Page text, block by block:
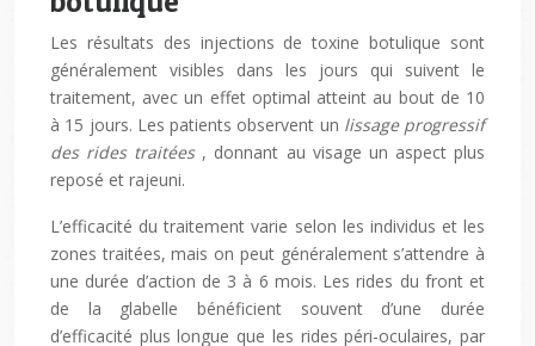
Les résultats des injections de toxine botulique sont
généralement visibles dans les jours qui suivent le
traitement, avec un effet optimal atteint au bout de 10
à 15 jours. Les patients observent un lissage progressif
des rides traitées , donnant au visage un aspect plus
reposé et rajeuni.
L’efficacité du traitement varie selon les individus et les
zones traitées, mais on peut généralement s’attendre à
une durée d’action de 3 à 6 mois. Les rides du front et
de la glabelle bénéficient souvent d’une durée
d’efficacité plus longue que les rides péri-oculaires, par